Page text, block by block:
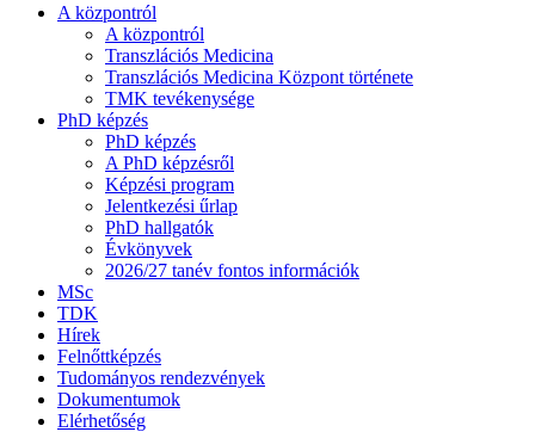
A központról
A központról
Transzlációs Medicina
Transzlációs Medicina Központ története
TMK tevékenysége
PhD képzés
PhD képzés
A PhD képzésről
Képzési program
Jelentkezési űrlap
PhD hallgatók
Évkönyvek
2026/27 tanév fontos információk
MSc
TDK
Hírek
Felnőttképzés
Tudományos rendezvények
Dokumentumok
Elérhetőség